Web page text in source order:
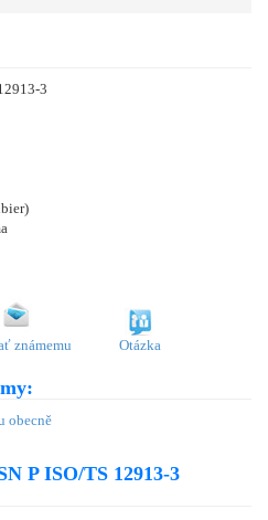
3
známemu Otázka
obecně
P ISO/TS 12913-3